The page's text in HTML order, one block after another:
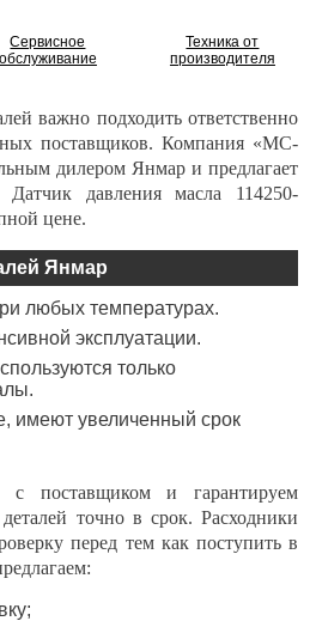
Сервисное
обслуживание
Техника от
производителя
важно подходить ответственно
поставщиков. Компания «МС-
дилером Янмар и предлагает
Датчик давления масла 114250-
цене.
Янмар
любых температурах.
эксплуатации.
только
имеют увеличенный срок
поставщиком и гарантируем
точно в срок. Расходники
перед тем как поступить в